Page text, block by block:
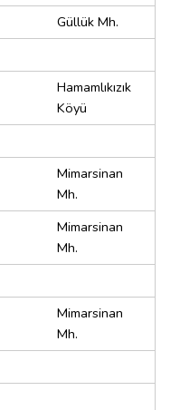
Güllük Mh.
Hamamlıkızık
Köyü
Mimarsinan
Mh.
Mimarsinan
Mh.
Mimarsinan
Mh.